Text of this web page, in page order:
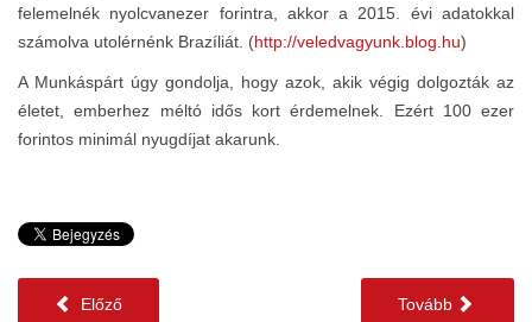
felemelnék nyolcvanezer forintra, akkor a 2015. évi adatokkal
számolva utolérnénk Brazíliát. (http://veledvagyunk.blog.hu)
A Munkáspárt úgy gondolja, hogy azok, akik végig dolgozták az
életet, emberhez méltó idős kort érdemelnek. Ezért 100 ezer
forintos minimál nyugdíjat akarunk.
Előző Tovább